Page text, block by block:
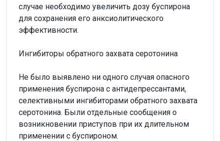
случае необходимо увеличить дозу буспирона
для сохранения его анксиолитического
эффективности.
Ингибиторы обратного захвата серотонина
Не было выявлено ни одного случая опасного
применения буспирона с антидепрессантами,
селективными ингибиторами обратного захвата
серотонина. Были отдельные сообщения о
возникновении приступов при их длительном
применении с буспироном.